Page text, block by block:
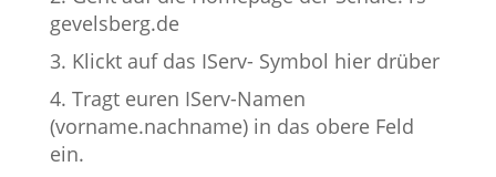
gevelsberg.de
Klickt auf das IServ- Symbol hier drüber
Tragt euren IServ-Namen
(vorname.nachname) in das obere Feld
ein.